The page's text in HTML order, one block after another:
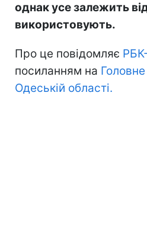
однак усе залежить
використовують.
Про це повідомляє
посиланням на
Одеській області.